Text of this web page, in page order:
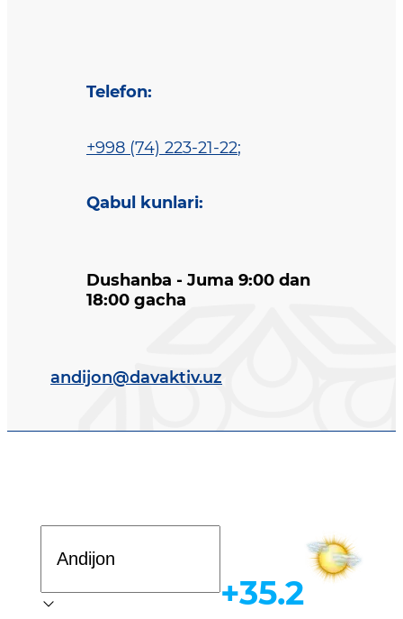
Telefon:
+998 (74) 223-21-22;
Qabul kunlari:
Dushanba - Juma 9:00 dan
18:00 gacha
andijon@davaktiv.uz
Ob-havo
+35.2